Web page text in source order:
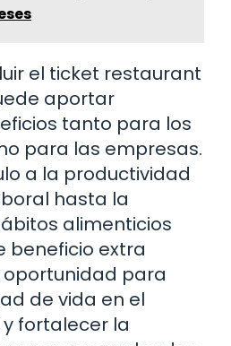
el ticket restaurant
aportar
tanto para los
para las empresas.
a la productividad
hasta la
alimenticios
beneficio extra
para
de vida en el
fortalecer la